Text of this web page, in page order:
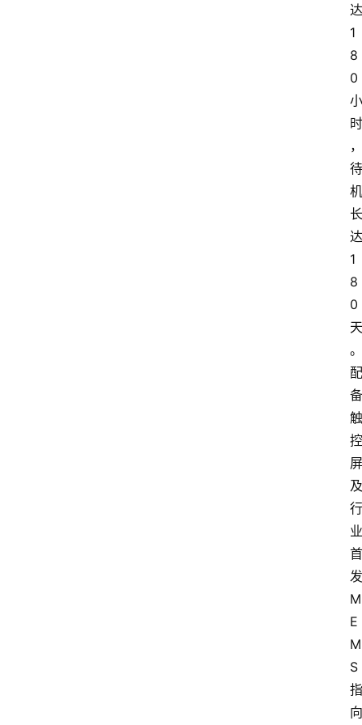
达
1
8
0
小
时
，
待
机
长
达
1
8
0
天
。
配
备
触
控
屏
及
行
业
首
发
M
E
M
S
指
向